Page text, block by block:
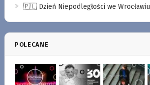
🇵🇱 Dzień Niepodległości we Wrocławiu
POLECANE